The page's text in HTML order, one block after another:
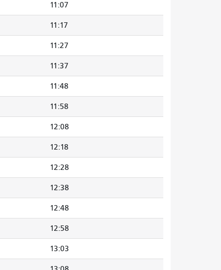
11:07
11:17
11:27
11:37
11:48
11:58
12:08
12:18
12:28
12:38
12:48
12:58
13:03